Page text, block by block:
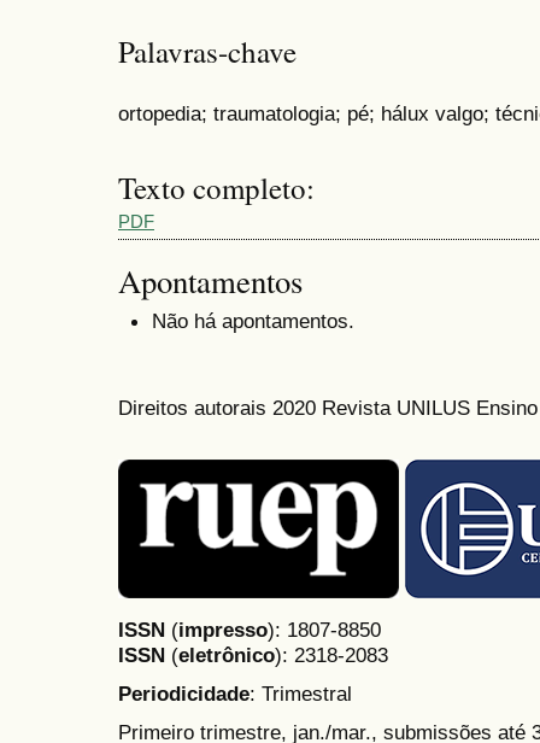
Palavras-chave
ortopedia; traumatologia; pé; hálux valgo;
Texto completo:
PDF
Apontamentos
Não há apontamentos.
Direitos autorais 2020 Revista UNILUS
ISSN (impresso): 1807-8850
ISSN (eletrônico): 2318-2083
Periodicidade: Trimestral
Primeiro trimestre, jan./mar., submissões até